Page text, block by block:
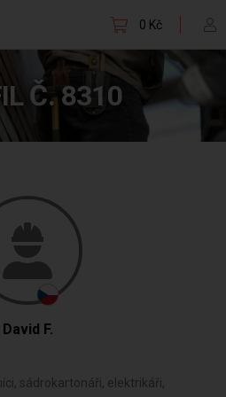
0 Kč
Č. 8310
David F.
sádrokartonáři, elektrikáři,